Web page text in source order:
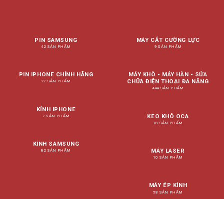
PIN SAMSUNG
42 SẢN PHẨM
PIN IPHONE CHÍNH HÃNG
27 SẢN PHẨM
KÍNH IPHONE
7 SẢN PHẨM
KÍNH SAMSUNG
82 SẢN PHẨM
MÁY CẮT CƯỜNG LỰC
9 SẢN PHẨM
MÁY KHÒ - MÁY HÀN - SỬA
CHỮA ĐIỆN THOẠI ĐA NĂNG
444 SẢN PHẨM
KEO KHÔ OCA
18 SẢN PHẨM
MÁY LASER
10 SẢN PHẨM
MÁY ÉP KÍNH
58 SẢN PHẨM